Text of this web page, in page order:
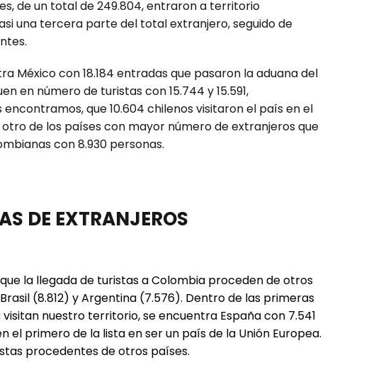
de un total de 249.804, entraron a territorio
una tercera parte del total extranjero, seguido de
México con 18.184 entradas que pasaron la aduana del
en número de turistas con 15.744 y 15.591,
que 10.604 chilenos visitaron el país en el
de los países con mayor número de extranjeros que
con 8.930 personas.
DE EXTRANJEROS
la llegada de turistas a Colombia proceden de otros
(8.812) y Argentina (7.576). Dentro de las primeras
nuestro territorio, se encuentra España con 7.541
el primero de la lista en ser un país de la Unión Europea.
procedentes de otros países.